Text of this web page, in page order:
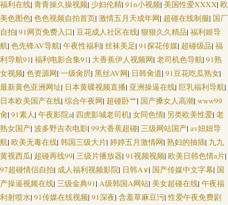
福利在线| 青青操久操视频| 少妇伦精| 91n小视频| 美国性爱XXXX| 欧
美色图色| 色色视频自拍首页| 激情五月天成年网| 超碰在线制服| 国厂
自拍| 91网页免费入口| 豆花成人社区在线| 狠狠久久精品| 福利姬导
航| 色先锋AV导航| 午夜性福利| 丝袜美足| 91探花传媒| 超碰级品| 福
利导航91| 福利电影合集91| 大香蕉伊人视频网| 老司机色导航| 91熟
女视频| 色资源网| 一级肏屄| 黑丝AV网| 日韩肏道| 91豆花吃瓜熟女|
最新黄色亚洲网址| 日本黄碟视频直播| 亚洲操逼在线| 巨乳福利导航|
日本欧美国产在线| 综合午夜网| 超碰卧艹| 国产搡女人高潮| www99
肏| 91素人| 午夜影院a| 四虎影城老司机| 女同色情| 另类欧美性爱| 老
熟女国产| 波多野吉衣电影| 99大香蕉超碰| 三级网站国产| av妞妞导
航| 欧美无毒在线| 韩国三级大片| 婷婷五月激情网| 熟妇的抽插| 九九
黄视西瓜| 超碰再线99| 三级片播放器| 91视频视频| 欧美日韩色情a片|
97超碰情侣自拍| 成人福利视频影院| 日韩A∨| 国产传媒中文字幕| 国
产操逼视频在线| 三级金典91| A级韩国A网站| 美女超碰在线| 午夜福
利射喷水| 91传媒在线视频| 91深夜| 含羞草麻豆污|性爱午夜免费剧